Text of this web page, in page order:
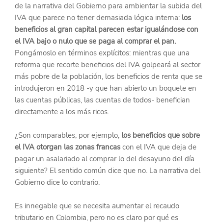
de la narrativa del Gobierno para ambientar la subida del
IVA que parece no tener demasiada lógica interna: los
beneficios al gran capital parecen estar igualándose con
el IVA bajo o nulo que se paga al comprar el pan.
Pongámoslo en términos explícitos: mientras que una
reforma que recorte beneficios del IVA golpeará al sector
más pobre de la población, los beneficios de renta que se
introdujeron en 2018 -y que han abierto un boquete en
las cuentas públicas, las cuentas de todos- benefician
directamente a los más ricos.
¿Son comparables, por ejemplo, los beneficios que sobre
el IVA otorgan las zonas francas con el IVA que deja de
pagar un asalariado al comprar lo del desayuno del día
siguiente? El sentido común dice que no. La narrativa del
Gobierno dice lo contrario.
Es innegable que se necesita aumentar el recaudo
tributario en Colombia, pero no es claro por qué es